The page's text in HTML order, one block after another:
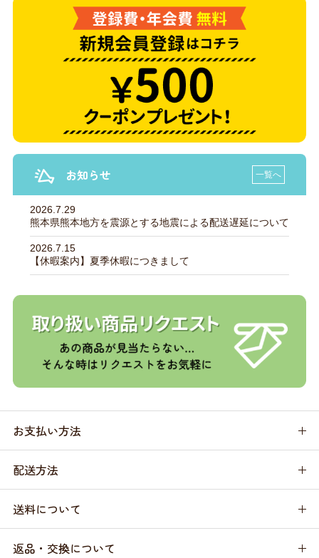
お知らせ 一覧へ
2026.7.29
熊本県熊本地方を震源とする地震による配送遅延について
2026.7.15
【休暇案内】夏季休暇につきまして
お支払い方法
配送方法
送料について
返品・交換について